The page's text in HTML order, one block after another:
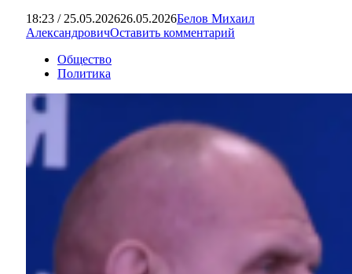
18:23 / 25.05.202626.05.2026Белов Михаил
АлександровичОставить комментарий
Общество
Политика